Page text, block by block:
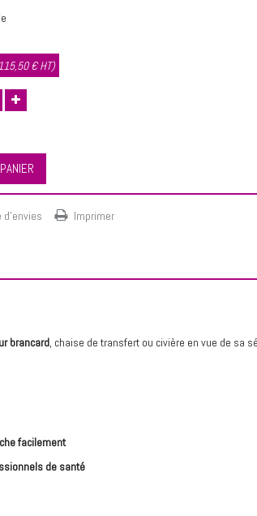
€ HT)
d'envies Imprimer
brancard , chaise de transfert ou civière en vue de sa
facilement
de santé